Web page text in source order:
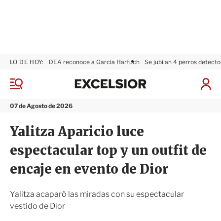
M
n
07 de Agosto de 2026
LO DE HOY: DEA reconoce a García Harfuch Se jubilan 4 perros
I
S
x
r
Yalitza Aparicio luce
espectacular top y un outfit de
encaje en evento de Dior
Yalitza acaparó las miradas con su espectacular
vestido de Dior